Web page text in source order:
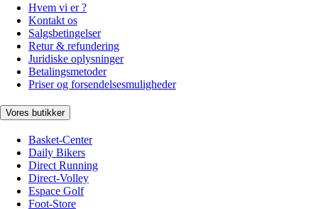
Hvem vi er ?
Kontakt os
Salgsbetingelser
Retur & refundering
Juridiske oplysninger
Betalingsmetoder
Priser og forsendelsesmuligheder
Vores butikker
Basket-Center
Daily Bikers
Direct Running
Direct-Volley
Espace Golf
Foot-Store